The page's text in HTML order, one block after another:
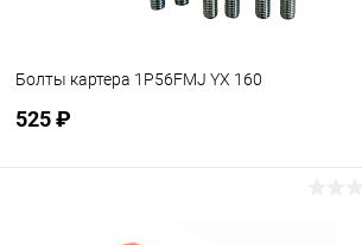
Болты картера 1P56FMJ YХ 160
525 ₽